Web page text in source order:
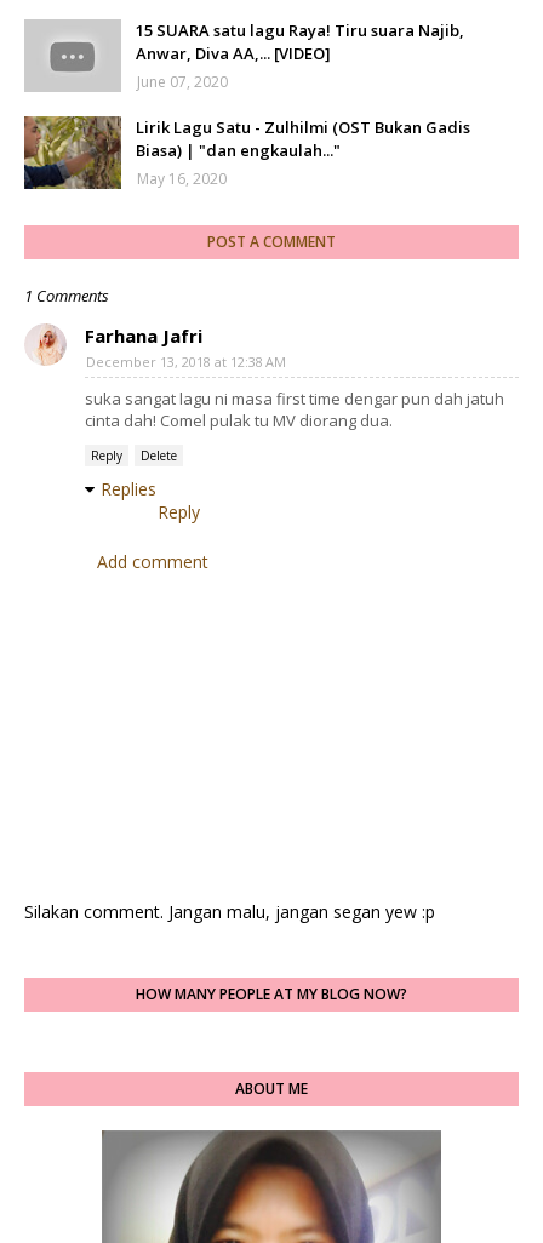
15 SUARA satu lagu Raya! Tiru suara Najib,
Anwar, Diva AA,... [VIDEO]
June 07, 2020
Lirik Lagu Satu - Zulhilmi (OST Bukan Gadis
Biasa) | "dan engkaulah..."
May 16, 2020
POST A COMMENT
1 Comments
Farhana Jafri
December 13, 2018 at 12:38 AM
suka sangat lagu ni masa first time dengar pun dah jatuh
cinta dah! Comel pulak tu MV diorang dua.
Reply Delete
Replies
Reply
Add comment
Silakan comment. Jangan malu, jangan segan yew :p
HOW MANY PEOPLE AT MY BLOG NOW?
ABOUT ME